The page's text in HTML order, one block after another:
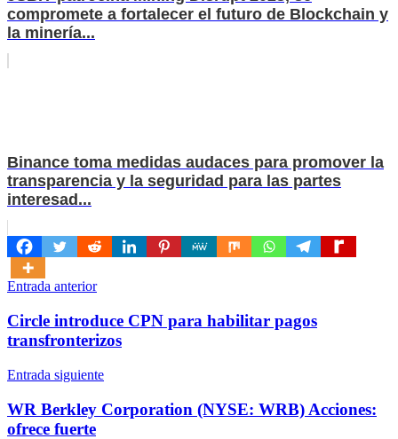
compromete a fortalecer el futuro de Blockchain y
la minería...
Binance toma medidas audaces para promover la
transparencia y la seguridad para las partes
interesad...
Navegación
de
entradas
Entrada anterior
Circle introduce CPN para habilitar pagos
transfronterizos
Entrada siguiente
WR Berkley Corporation (NYSE: WRB) Acciones:
ofrece fuerte